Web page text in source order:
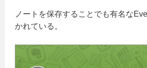
ノートを保存することでも有名な
かれている。